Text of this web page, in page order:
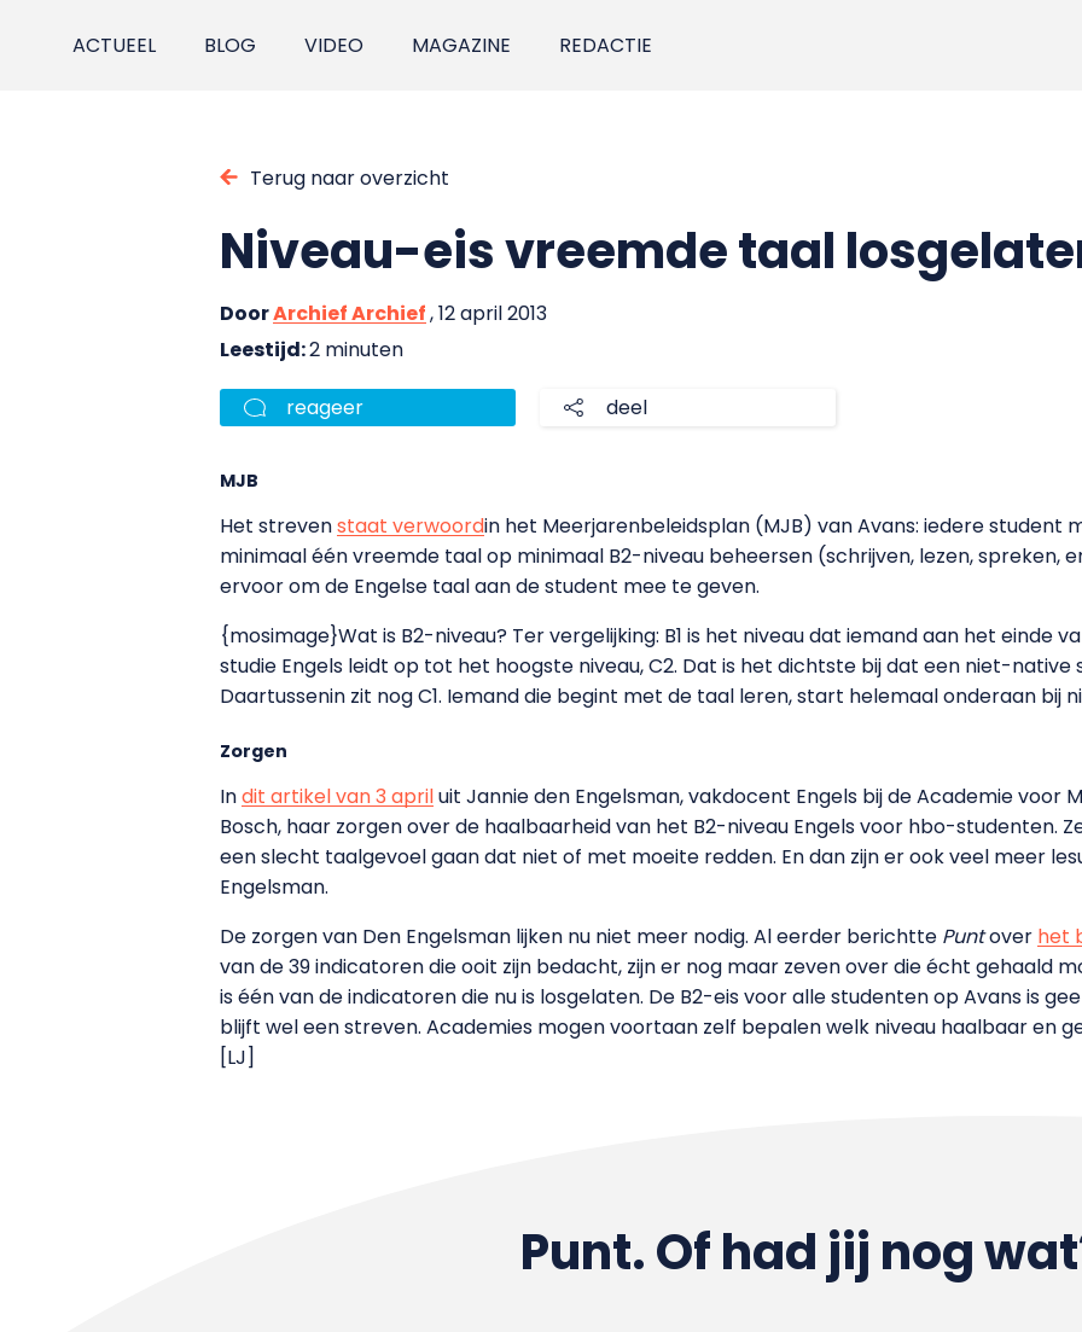
ACTUEEL BLOG VIDEO MAGAZINE REDACTIE
Terug naar overzicht
Niveau-eis vreemde taal
DoorArchief Archief, 12 april 2013
Leestijd:2 minuten
reageer deel
MJB
Het strevenstaat verwoordin het Meerjarenbeleidsplan (MJB) van Avans: iedere student
minimaal één vreemde taal op minimaal B2-niveau beheersen (schrijven, lezen, spreken,
ervoor om de Engelse taal aan de student mee te geven.
{mosimage}Wat is B2-niveau? Ter vergelijking: B1 is het niveau dat iemand aan het einde
studie Engels leidt op tot het hoogste niveau, C2. Dat is het dichtste bij dat een niet-native
Daartussenin zit nog C1. Iemand die begint met de taal leren, start helemaal onderaan bij
Zorgen
Indit artikel van 3 apriluit Jannie den Engelsman, vakdocent Engels bij de Academie voor
Bosch, haar zorgen over de haalbaarheid van het B2-niveau Engels voor hbo-studenten.
een slecht taalgevoel gaan dat niet of met moeite redden. En dan zijn er ook veel meer
Engelsman.
De zorgen van Den Engelsman lijken nu niet meer nodig. Al eerder berichtte Puntover het
van de 39 indicatoren die ooit zijn bedacht, zijn er nog maar zeven over die écht gehaald
is één van de indicatoren die nu is losgelaten. De B2-eis voor alle studenten op Avans is
blijft wel een streven. Academies mogen voortaan zelf bepalen welk niveau haalbaar en
[LJ]
Punt. Of had jij nog